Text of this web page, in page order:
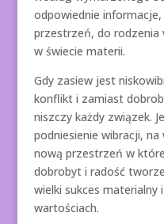
odpowiednie
przestrzeń, do rodzenia
w świecie materii.
Gdy zasiew jest
konflikt i zamiast
niszczy każdy związek.
podniesienie wibracji,
nową przestrzeń w
dobrobyt i radość
wielki sukces materialny
wartościach.